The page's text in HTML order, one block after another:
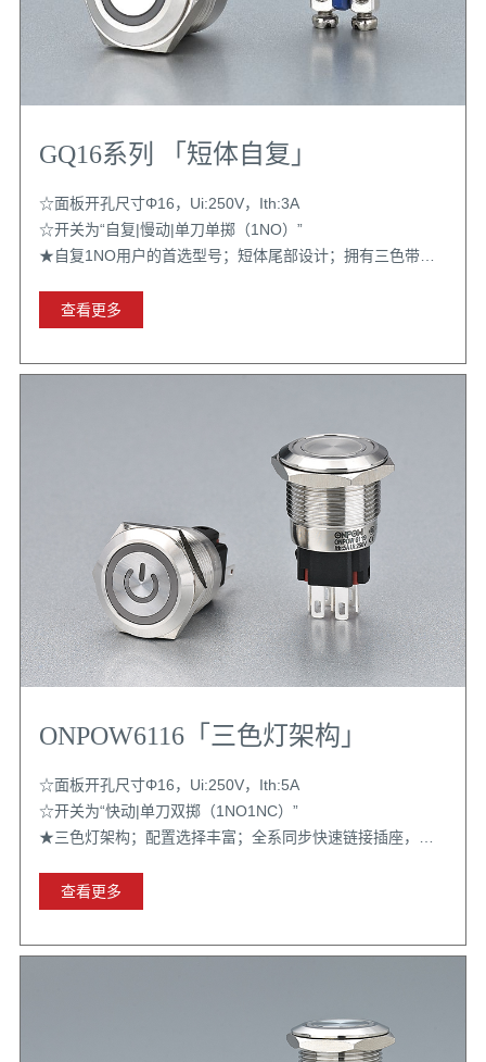
GQ16系列 「短体自复」
☆面板开孔尺寸Φ16，Ui:250V，Ith:3A
☆开关为“自复|慢动|单刀单掷（1NO）”
★自复1NO用户的首选型号；短体尾部设计；拥有三色带灯
查看更多
ONPOW6116「三色灯架构」
☆面板开孔尺寸Φ16，Ui:250V，Ith:5A
☆开关为“快动|单刀双掷（1NO1NC）”
★三色灯架构；配置选择丰富；全系同步快速链接插座，带
查看更多